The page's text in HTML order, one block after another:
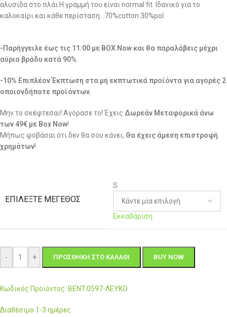
αλυσίδα στο πλάι Η γραμμή του είναι normal fit. Ιδανικό για το
καλοκαίρι και κάθε περίσταση…70%cotton 30%pol
-Παρήγγειλε έως τις 11:00 με BOX Now και θα παραλάβεις μέχρι
αύριο βράδυ κατά 90%.
-10% Επιπλέον Έκπτωση στα μη εκπτωτικά προϊόντα για αγορές 2
οποιονδήποτε προϊόντων.
Μην το σκέφτεσαι! Αγόρασε το! Έχεις Δωρεάν Μεταφορικά άνω
των 49€ με Box Now!
Μήπως φοβάσαι ότι δεν θα σου κάνει; Θα έχεις άμεση επιστροφή
χρημάτων!
ΕΠΙΛΈΞΤΕ ΜΈΓΕΘΟΣ
S
Εκκαθάριση
- + ΠΡΟΣΘΉΚΗ ΣΤΟ ΚΑΛΆΘΙ BUY NOW
Κωδικός Προϊόντος: BENT.0597-ΛΕΥΚΟ
Διαθέσιμο 1-3 ημέρες